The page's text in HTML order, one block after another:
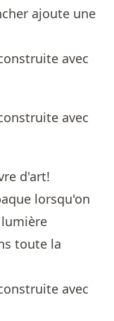
ajoute une
d'art!
lorsqu'on
toute la